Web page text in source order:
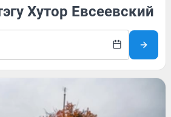
Хутор Евсеевский